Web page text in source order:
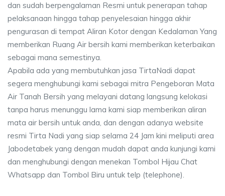
dan sudah berpengalaman Resmi untuk penerapan tahap
pelaksanaan hingga tahap penyelesaian hingga akhir
pengurasan di tempat Aliran Kotor dengan Kedalaman Yang
memberikan Ruang Air bersih kami memberikan keterbaikan
sebagai mana semestinya.
Apabila ada yang membutuhkan jasa TirtaNadi dapat
segera menghubungi kami sebagai mitra Pengeboran Mata
Air Tanah Bersih yang melayani datang langsung kelokasi
tanpa harus menunggu lama kami siap memberikan aliran
mata air bersih untuk anda, dan dengan adanya website
resmi Tirta Nadi yang siap selama 24 Jam kini meliputi area
Jabodetabek yang dengan mudah dapat anda kunjungi kami
dan menghubungi dengan menekan Tombol Hijau Chat
Whatsapp dan Tombol Biru untuk telp (telephone).